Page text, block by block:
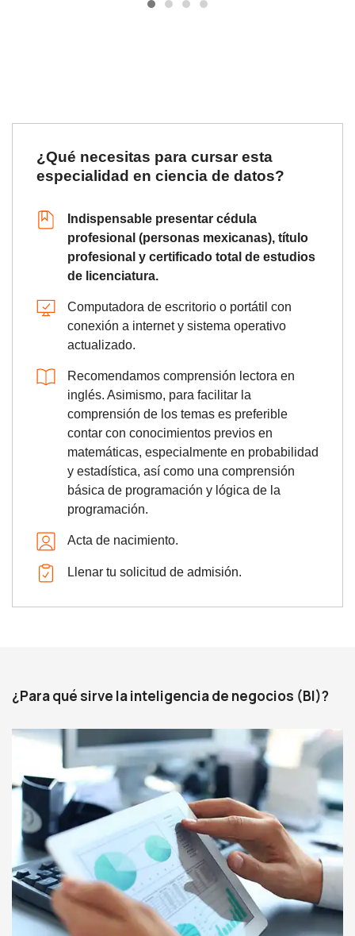
¿Qué necesitas para cursar esta
especialidad en ciencia de datos?
Indispensable presentar cédula
profesional (personas mexicanas), título
profesional y certificado total de estudios
de licenciatura.
Computadora de escritorio o portátil con
conexión a internet y sistema operativo
actualizado.
Recomendamos comprensión lectora en
inglés. Asimismo, para facilitar la
comprensión de los temas es preferible
contar con conocimientos previos en
matemáticas, especialmente en probabilidad
y estadística, así como una comprensión
básica de programación y lógica de la
programación.
Acta de nacimiento.
Llenar tu solicitud de admisión.
¿Para qué sirve la inteligencia de negocios (BI)?